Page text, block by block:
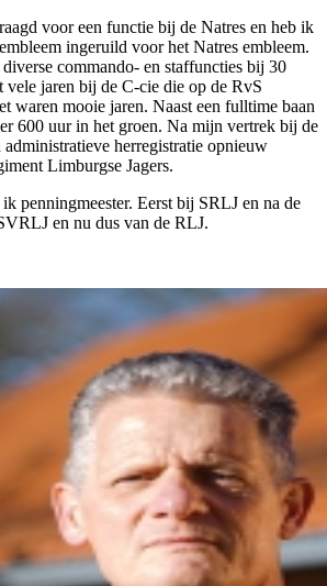
voor een functie bij de Natres en heb ik
ingeruild voor het Natres embleem.
commando- en staffuncties bij 30
vele jaren bij de C-cie die op de RvS
waren mooie jaren. Naast een fulltime baan
600 uur in het groen. Na mijn vertrek bij de
herregistratie opnieuw
Limburgse Jagers.
penningmeester. Eerst bij SRLJ en na de
en nu dus van de RLJ.